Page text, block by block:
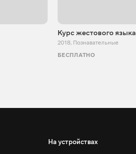
Курс жестового языка
2018, Познавательные
БЕСПЛАТНО
На устройствах